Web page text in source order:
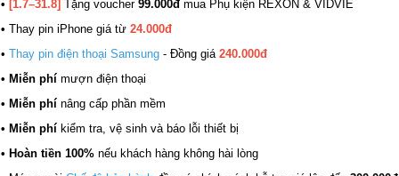
• [1.7–31.8] Tặng voucher 99.000đ mua Phụ kiện REXON & VIDVIE
• Thay pin iPhone giá từ 24.000đ
• Thay pin điện thoại Samsung - Đồng giá 240.000đ
• Miễn phí mượn điện thoại
• Miễn phí nâng cấp phần mềm
• Miễn phí kiểm tra, vệ sinh và báo lỗi thiết bị
• Hoàn tiền 100% nếu khách hàng không hài lòng